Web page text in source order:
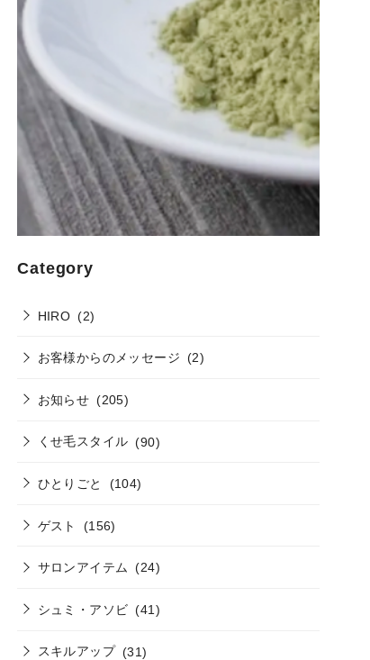
Category
HIRO (2)
お客様からのメッセージ (2)
お知らせ (205)
くせ毛スタイル (90)
ひとりごと (104)
ゲスト (156)
サロンアイテム (24)
シュミ・アソビ (41)
スキルアップ (31)